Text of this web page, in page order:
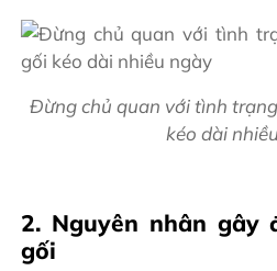
Đừng chủ quan với tình
kéo dài
2. Nguyên nhân gây
gối